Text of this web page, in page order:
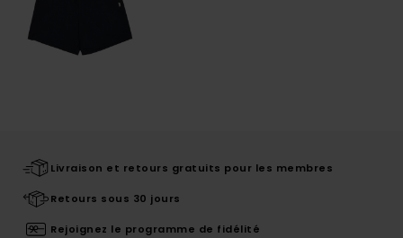
Livraison et retours gratuits pour les membres
Retours sous 30 jours
Rejoignez le programme de fidélité